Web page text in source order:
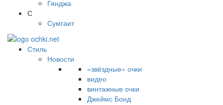
Гянджа
С
Сумгаит
Стиль
Новости
«звёздные» очки
видео
винтажные очки
Джеймс Бонд